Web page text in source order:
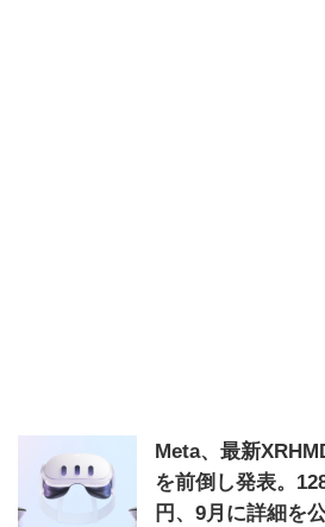
Meta、最新
を前倒し発表。
円、9月に詳細を